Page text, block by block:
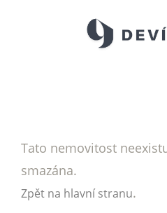
Tato nemovitost
smazána.
Zpět na hlavní stranu.